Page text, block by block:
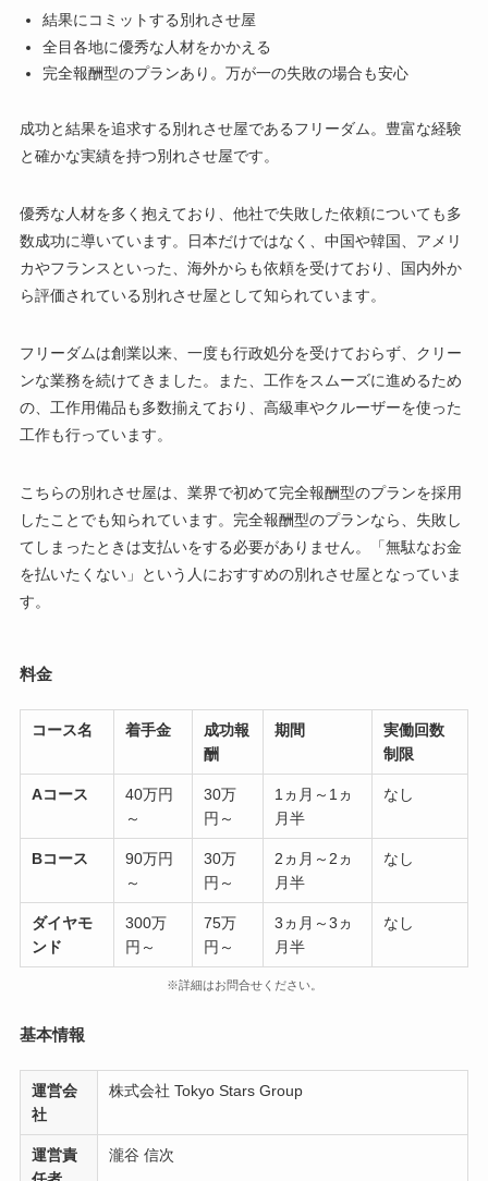
結果にコミットする別れさせ屋
全目各地に優秀な人材をかかえる
完全報酬型のプランあり。万が一の失敗の場合も安心
成功と結果を追求する別れさせ屋であるフリーダム。豊富な経験
と確かな実績を持つ別れさせ屋です。
優秀な人材を多く抱えており、他社で失敗した依頼についても多
数成功に導いています。日本だけではなく、中国や韓国、アメリ
カやフランスといった、海外からも依頼を受けており、国内外か
ら評価されている別れさせ屋として知られています。
フリーダムは創業以来、一度も行政処分を受けておらず、クリー
ンな業務を続けてきました。また、工作をスムーズに進めるため
の、工作用備品も多数揃えており、高級車やクルーザーを使った
工作も行っています。
こちらの別れさせ屋は、業界で初めて完全報酬型のプランを採用
したことでも知られています。完全報酬型のプランなら、失敗し
てしまったときは支払いをする必要がありません。「無駄なお金
を払いたくない」という人におすすめの別れさせ屋となっていま
す。
料金
コース名 着手金
成功報
酬
期間
実働回数
制限
Aコース
40万円
～
30万
円～
1ヵ月～1ヵ
月半
なし
Bコース
90万円
～
30万
円～
2ヵ月～2ヵ
月半
なし
ダイヤモ
ンド
300万
円～
75万
円～
3ヵ月～3ヵ
月半
なし
※詳細はお問合せください。
基本情報
運営会
社
株式会社 Tokyo Stars Group
運営責
瀧谷 信次